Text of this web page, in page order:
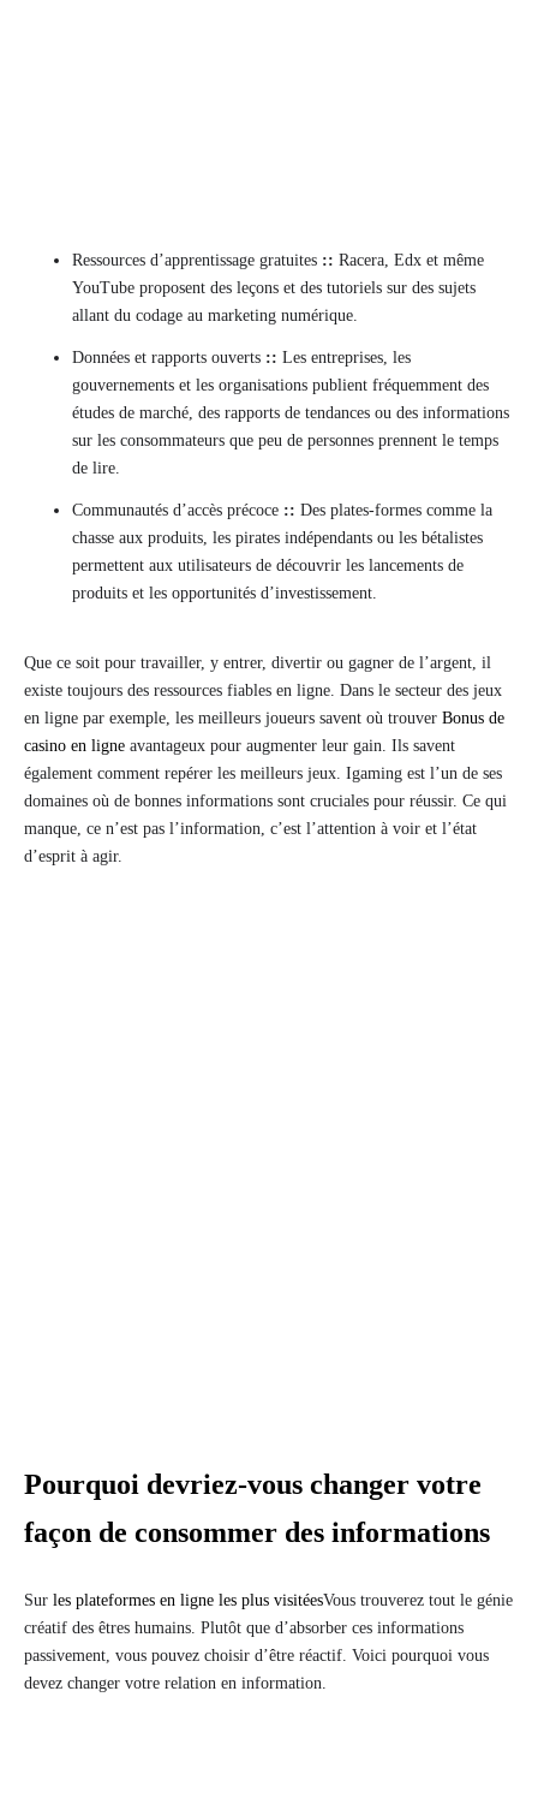
Ressources d’apprentissage gratuites :: Racera, Edx et même
YouTube proposent des leçons et des tutoriels sur des sujets
allant du codage au marketing numérique.
Données et rapports ouverts :: Les entreprises, les
gouvernements et les organisations publient fréquemment des
études de marché, des rapports de tendances ou des informations
sur les consommateurs que peu de personnes prennent le temps
de lire.
Communautés d’accès précoce :: Des plates-formes comme la
chasse aux produits, les pirates indépendants ou les bétalistes
permettent aux utilisateurs de découvrir les lancements de
produits et les opportunités d’investissement.
Que ce soit pour travailler, y entrer, divertir ou gagner de l’argent, il
existe toujours des ressources fiables en ligne. Dans le secteur des jeux
en ligne par exemple, les meilleurs joueurs savent où trouver Bonus de
casino en ligne avantageux pour augmenter leur gain. Ils savent
également comment repérer les meilleurs jeux. Igaming est l’un de ses
domaines où de bonnes informations sont cruciales pour réussir. Ce qui
manque, ce n’est pas l’information, c’est l’attention à voir et l’état
d’esprit à agir.
Pourquoi devriez-vous changer votre
façon de consommer des informations
Sur les plateformes en ligne les plus visitéesVous trouverez tout le génie
créatif des êtres humains. Plutôt que d’absorber ces informations
passivement, vous pouvez choisir d’être réactif. Voici pourquoi vous
devez changer votre relation en information.